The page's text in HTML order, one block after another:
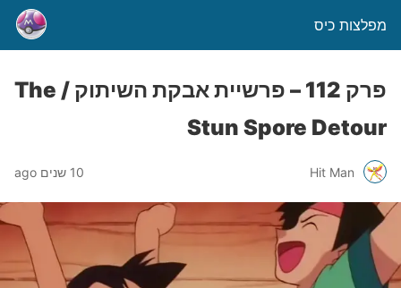
מפלצות כיס
פרק 112 – פרשיית אבקת השיתוק / The
Stun Spore Detour
Hit Man 10 שנים ago